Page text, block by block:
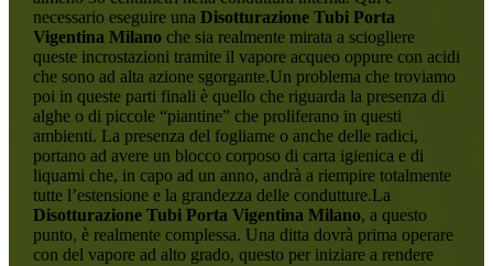
necessario eseguire una Disotturazione Tubi Porta
Vigentina Milanoche sia realmente mirata a sciogliere
queste incrostazioni tramite il vapore acqueo oppure con acidi
che sono ad alta azione sgorgante.Un problema che troviamo
poi in queste parti finali è quello che riguarda la presenza di
alghe o di piccole “piantine” che proliferano in questi
ambienti. La presenza del fogliame o anche delle radici,
portano ad avere un blocco corposo di carta igienica e di
liquami che, in capo ad un anno, andrà a riempire totalmente
tutte l’estensione e la grandezza delle condutture.La
Disotturazione Tubi Porta Vigentina Milano, a questo
punto, è realmente complessa. Una ditta dovrà prima operare
con del vapore ad alto grado, questo per iniziare a rendere